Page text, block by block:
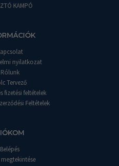
KAMPÓ
nyilatkozat
Rólunk
Tervező
fizetési feltételek
Feltételek
Belépés